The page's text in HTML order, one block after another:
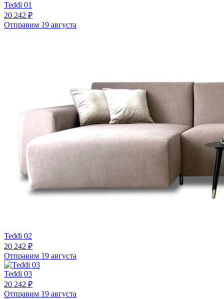
Teddi 01
20 242 ₽
Отправим 19 августа
Teddi 02
20 242 ₽
Отправим 19 августа
Teddi 03
20 242 ₽
Отправим 19 августа